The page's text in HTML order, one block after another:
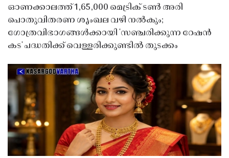
ഓണക്കാലത്ത് 1,65,000 മെട്രിക് ടൺ അരി
പൊതുവിതരണ ശൃംഖല വഴി നൽകും;
ഗോത്രവിഭാഗങ്ങൾക്കായി 'സഞ്ചരിക്കുന്ന റേഷൻ
കട' പദ്ധതിക്ക് വെള്ളരിക്കുണ്ടിൽ തുടക്കം